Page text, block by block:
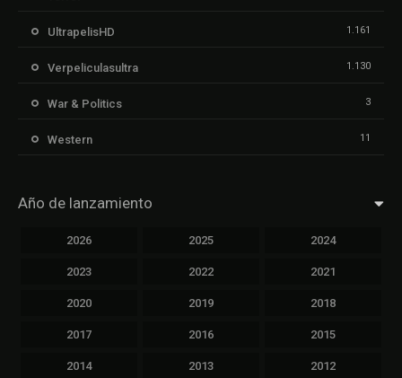
UltrapelisHD 1.161
Verpeliculasultra 1.130
War & Politics 3
Western 11
Año de lanzamiento
2026 2025 2024
2023 2022 2021
2020 2019 2018
2017 2016 2015
2014 2013 2012